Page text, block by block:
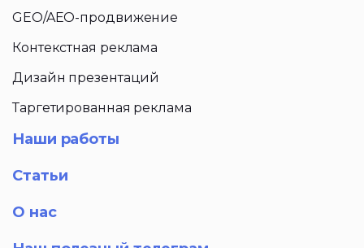
GEO/AEO-продвижение
Контекстная реклама
Дизайн презентаций
Таргетированная реклама
Наши работы
Статьи
О нас